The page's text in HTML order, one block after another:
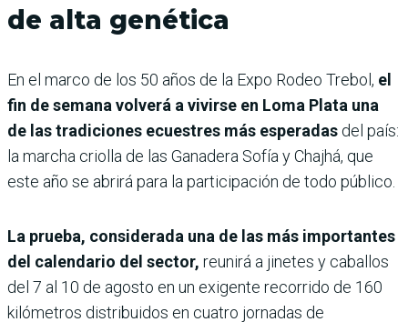
de alta genética
En el marco de los 50 años de la Expo Rodeo Trebol, el
fin de semana volverá a vivirse en Loma Plata una
de las tradiciones ecuestres más esperadas del país:
la marcha criolla de las Ganadera Sofía y Chajhá, que
este año se abrirá para la participación de todo público.
La prueba, considerada una de las más importantes
del calendario del sector, reunirá a jinetes y caballos
del 7 al 10 de agosto en un exigente recorrido de 160
kilómetros distribuidos en cuatro jornadas de